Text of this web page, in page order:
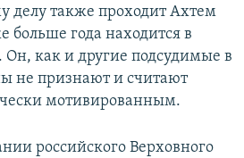
делу также проходит Ахтем
больше года находится в
как и другие подсудимые в
не признают и считают
мотивированным.
российского Верховного